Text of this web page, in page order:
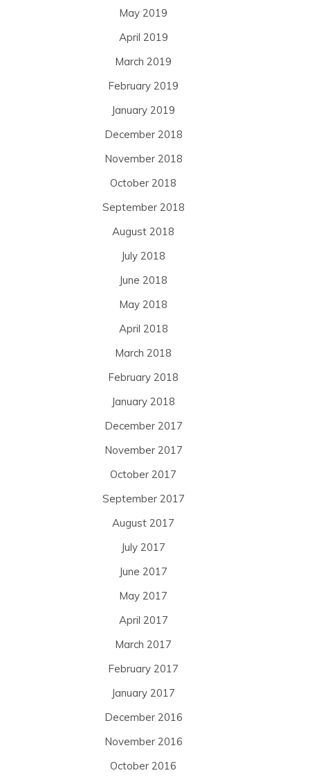
May 2019
April 2019
March 2019
February 2019
January 2019
December 2018
November 2018
October 2018
September 2018
August 2018
July 2018
June 2018
May 2018
April 2018
March 2018
February 2018
January 2018
December 2017
November 2017
October 2017
September 2017
August 2017
July 2017
June 2017
May 2017
April 2017
March 2017
February 2017
January 2017
December 2016
November 2016
October 2016